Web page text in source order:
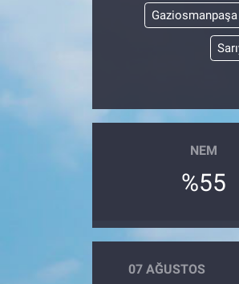
Gaziosmanpaşa
NEM
%55
07 AĞUSTOS